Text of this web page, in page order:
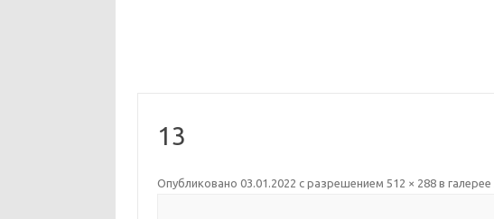
13
Опубликовано 03.01.2022 с разрешением 512 × 288в галерее